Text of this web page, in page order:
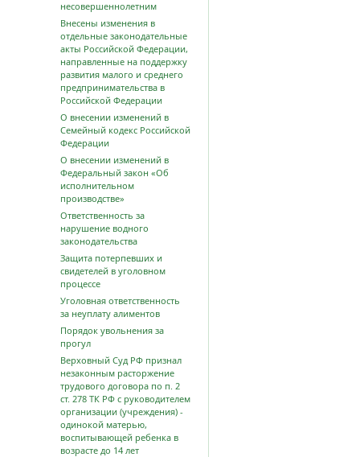
несовершеннолетним
Внесены изменения в
отдельные законодательные
акты Российской Федерации,
направленные на поддержку
развития малого и среднего
предпринимательства в
Российской Федерации
О внесении изменений в
Семейный кодекс Российской
Федерации
О внесении изменений в
Федеральный закон «Об
исполнительном
производстве»
Ответственность за
нарушение водного
законодательства
Защита потерпевших и
свидетелей в уголовном
процессе
Уголовная ответственность
за неуплату алиментов
Порядок увольнения за
прогул
Верховный Суд РФ признал
незаконным расторжение
трудового договора по п. 2
ст. 278 ТК РФ с руководителем
организации (учреждения) -
одинокой матерью,
воспитывающей ребенка в
возрасте до 14 лет